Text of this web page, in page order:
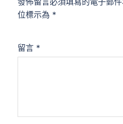
位標示為 *
留言 *